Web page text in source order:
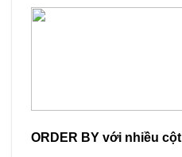
ORDER BY với nhiều cột